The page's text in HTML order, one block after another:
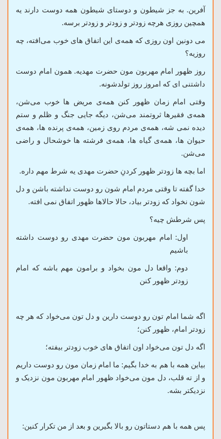
آفرین. به جز شیطون و دوستای شیطون همه دوست دارند یه
همچین روزی هرچه زودتر و زودتر و زودتر برسه.
می دونین اون روزی که همه‌ی این اتفاق های خوب می‌افته، چه
روزیه؟
روز ظهور امام مهربون مون حضرت مهدیه. همون امام دوست
داشتنی ای که امروز روز تولدشونه.
وقتی امام زمان ظهور کنن همه‌ی مریض ها خوب می‌شن،
همه‌ی فقیرها ثروتمند می‌شن، دیگه جایی جنگ و ظلم و ستم
دیده نمی شه، همه‌ی مردم روی زمین، همه‌ی پرنده ها، همه‌ی
حیوان ها، همه‌ی گیاه ها، همه‌ی فرشته ها خوشحال و راضی
می‌شن.
اما بچه ها زودتر ظهور کردنِ حضرت مهدی یه شرط مهم داره.
خدا گفته تا وقتی مردم امام شون رو دوست نداشته باشن و دل
شون نخواد که زودتر بیاد، حالا حالاها ظهور اتفاق نمی افته.
پس شرطش چیه؟
اول: امام مهربون مون حضرت مهدی رو دوست داشته
باشیم
دوم: واقعا دل مون بخواد و برامون مهم باشه که امام
زودتر ظهور کنن
اگه شما امام تون رو دوست دارین و دل تون می‌خواد که هر چه
زودتر امام، ظهور کنن؛
اگه دل تون می‌خواد اون اتفاق های خوب زودتر بیفته؛
بیاین همه با هم به خدا بگیم: ما امام زمان مون رو دوست داریم
و از ته قلب، دل مون می‌خواد ظهور امام مهربون مون نزدیک و
نزدیکتر بشه.
پس همه با هم دستاتون رو بالا بگیرین و بعد از من تکرار کنین: